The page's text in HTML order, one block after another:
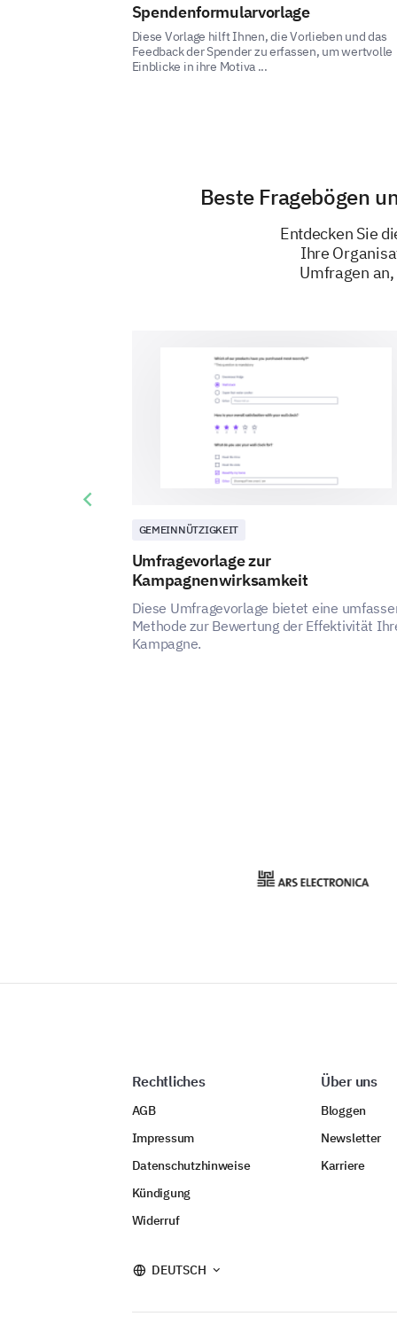
Spendenformularvorlage
Diese Vorlage hilft Ihnen, die Vorlieben und das
Feedback der Spender zu erfassen, um wertvolle
Einblicke in ihre Motiva ...
Beste Fragebögen
Entdecken Sie
Ihre
Umfragen
GEMEINNÜTZIGKEIT
Umfragevorlage zur
Kampagnenwirksamkeit
Diese Umfragevorlage bietet eine
Methode zur Bewertung der Effektivität
Kampagne.
Previous slide
Rechtliches
AGB
Impressum
Datenschutzhinweise
Kündigung
Widerruf
Über uns
Bloggen
Newsletter
Karriere
DEUTSCH